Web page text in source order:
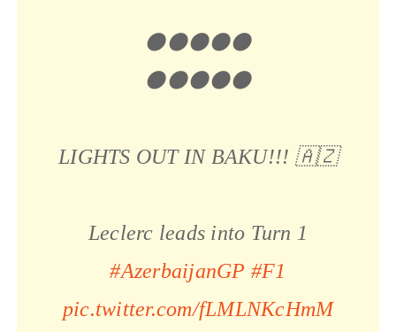
⚫️⚫️⚫️⚫️⚫️
⚫️⚫️⚫️⚫️⚫️
LIGHTS OUT IN BAKU!!! 🇦🇿
Leclerc leads into Turn 1
#AzerbaijanGP #F1
pic.twitter.com/fLMLNKcHmM